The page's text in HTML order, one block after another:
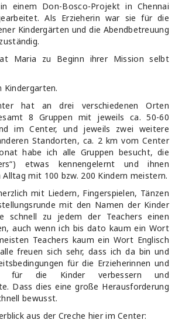
einem Don-Bosco-Projekt in Chennai
Als Erzieherin war sie für die
Kindergärten und die Abendbetreuung
Maria zu Beginn ihrer Mission selbt
hat an drei verschiedenen Orten
8 Gruppen mit jeweils ca. 50-60
im Center, und jeweils zwei weitere
Standorten, ca. 2 km vom Center
habe ich alle Gruppen besucht, die
etwas kennengelernt und ihnen
mit 100 bzw. 200 Kindern meistern.
mit Liedern, Fingerspielen, Tänzen
mit den Namen der Kinder
schnell zu jedem der Teachers einen
auch wenn ich bis dato kaum ein Wort
Teachers kaum ein Wort Englisch
freuen sich sehr, dass ich da bin und
für die Erzieherinnen und
für die Kinder verbessern und
Dass dies eine große Herausforderung
bewusst.
aus der Creche hier im Center: